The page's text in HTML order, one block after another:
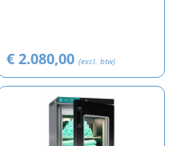
€ 2.080,00 (excl. btw)